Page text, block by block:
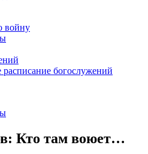
войну
богослужений
Кто там воюет…